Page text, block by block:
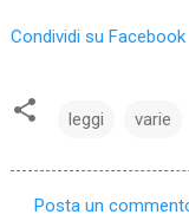
Condividi su Facebook
leggi varie
Posta un